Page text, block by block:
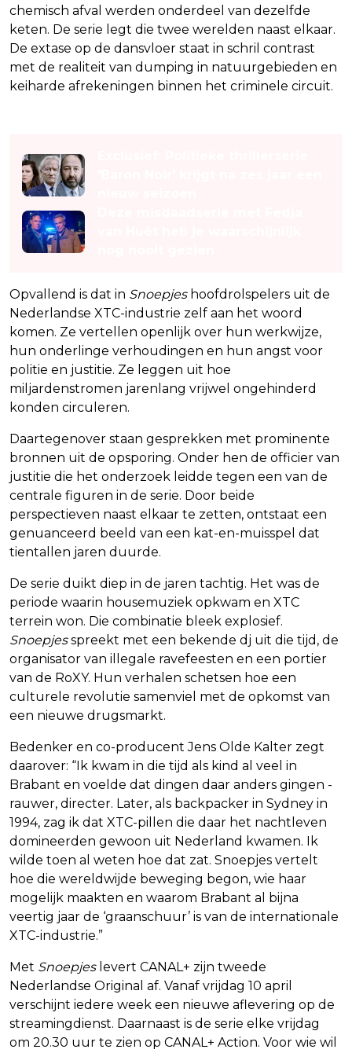
chemisch afval werden onderdeel van dezelfde
keten. De serie legt die twee werelden naast elkaar.
De extase op de dansvloer staat in schril contrast
met de realiteit van dumping in natuurgebieden en
keiharde afrekeningen binnen het criminele circuit.
Opvallend is dat in Snoepjeshoofdrolspelers uit de
Nederlandse XTC-industrie zelf aan het woord
komen. Ze vertellen openlijk over hun werkwijze,
hun onderlinge verhoudingen en hun angst voor
politie en justitie. Ze leggen uit hoe
miljardenstromen jarenlang vrijwel ongehinderd
konden circuleren.
Daartegenover staan gesprekken met prominente
bronnen uit de opsporing. Onder hen de officier van
justitie die het onderzoek leidde tegen een van de
centrale figuren in de serie. Door beide
perspectieven naast elkaar te zetten, ontstaat een
genuanceerd beeld van een kat-en-muisspel dat
tientallen jaren duurde.
De serie duikt diep in de jaren tachtig. Het was de
periode waarin housemuziek opkwam en XTC
terrein won. Die combinatie bleek explosief.
Snoepjesspreekt met een bekende dj uit die tijd, de
organisator van illegale ravefeesten en een portier
van de RoXY. Hun verhalen schetsen hoe een
culturele revolutie samenviel met de opkomst van
een nieuwe drugsmarkt.
Bedenker en co-producent Jens Olde Kalter zegt
daarover: “Ik kwam in die tijd als kind al veel in
Brabant en voelde dat dingen daar anders gingen -
rauwer, directer. Later, als backpacker in Sydney in
1994, zag ik dat XTC-pillen die daar het nachtleven
domineerden gewoon uit Nederland kwamen. Ik
wilde toen al weten hoe dat zat. Snoepjes vertelt
hoe die wereldwijde beweging begon, wie haar
mogelijk maakten en waarom Brabant al bijna
veertig jaar de ‘graanschuur’ is van de internationale
XTC-industrie.”
Met Snoepjeslevert CANAL+ zijn tweede
Nederlandse Original af. Vanaf vrijdag 10 april
verschijnt iedere week een nieuwe aflevering op de
streamingdienst. Daarnaast is de serie elke vrijdag
om 20.30 uur te zien op CANAL+ Action. Voor wie wil